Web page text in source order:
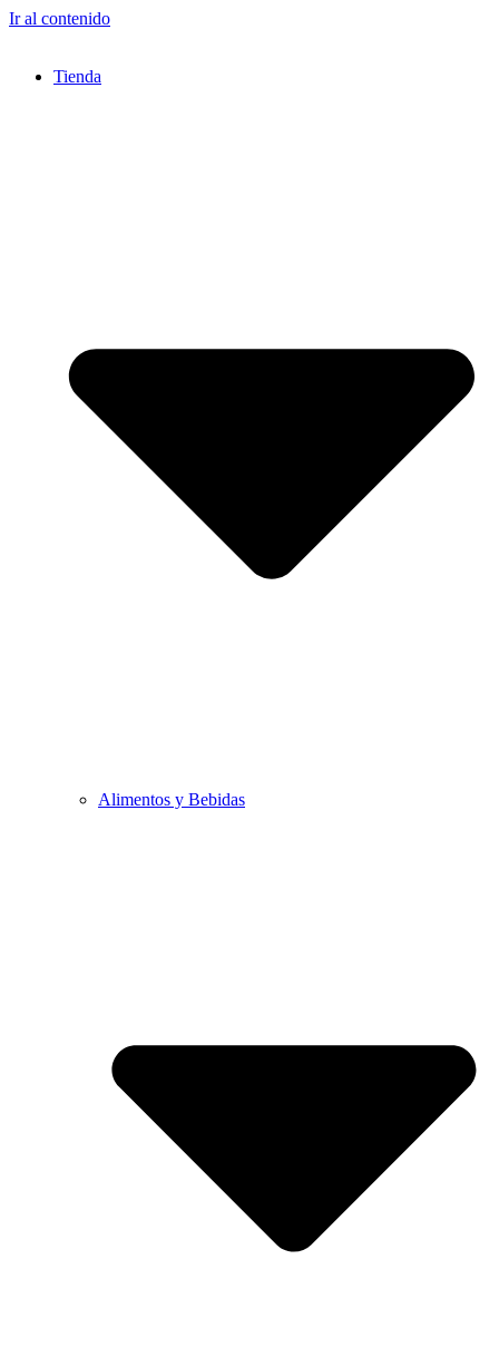
Ir al contenido
Tienda
Alimentos y Bebidas